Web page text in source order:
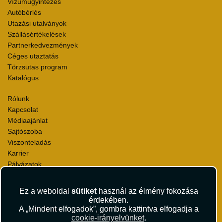
Ez a weboldal sütikethasznál az élmény fokozása
érdekében.
A „Mindent elfogadok”, gombra kattintva elfogadja a
cookie-irányelvünket.
Autóbérlés
Utazási utalványok
Szállásértékelések
Partnerkedvezmények
Céges utaztatás
Törzsutas program
Katalógus
Rólunk
Kapcsolat
Médiaajánlat
Sajtószoba
Viszonteladás
Karrier
Pályázatok
Utazási Csomag Szerződési Feltételek
Útlemondás-biztosítás Szerződési Feltételek